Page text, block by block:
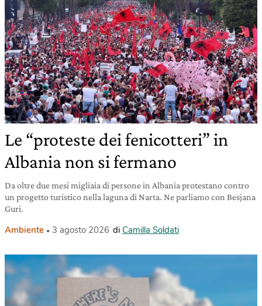
Le “proteste dei fenicotteri” in
Albania non si fermano
Da oltre due mesi migliaia di persone in Albania protestano contro
un progetto turistico nella laguna di Narta. Ne parliamo con Besjana
Guri.
Ambiente 3 agosto 2026 di Camilla Soldati